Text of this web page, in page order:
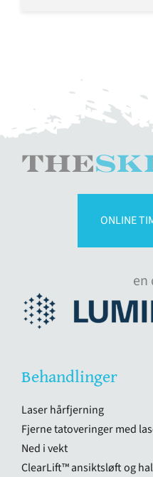
ONLINE
en
Behandlinger
Laser hårfjerning
Fjerne tatoveringer med
Ned i vekt
ClearLift™ ansiktsløft og